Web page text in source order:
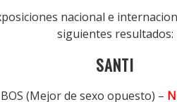
nacional e
siguientes resultados:
SANTI
(Mejor de sexo opuesto) –